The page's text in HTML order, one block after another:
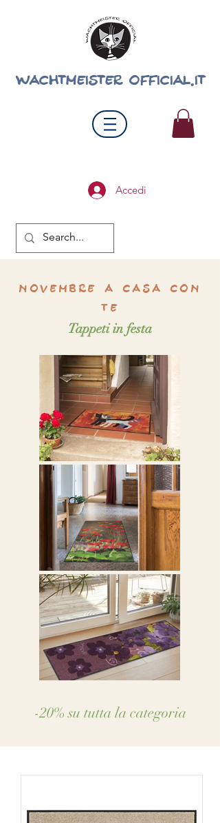
wachtmeister official.it
Accedi
novembre a casa con
te
Tappeti in festa
-20% su tutta la categoria